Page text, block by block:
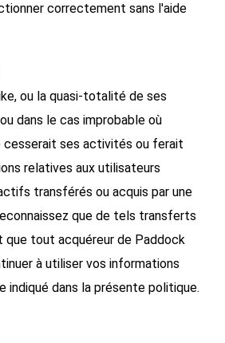
correctement sans l'aide
ou la quasi-totalité de ses
dans le cas improbable où
cesserait ses activités ou ferait
relatives aux utilisateurs
transférés ou acquis par une
que de tels transferts
que tout acquéreur de Paddock
à utiliser vos informations
indiqué dans la présente politique.